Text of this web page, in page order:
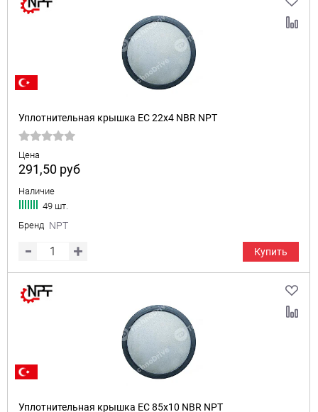
Уплотнительная крышка EC 22x4 NBR NPT
Цена
291,50 руб
Наличие
49 шт.
Бренд NPT
Купить
Уплотнительная крышка EC 85x10 NBR NPT